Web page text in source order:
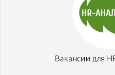
Вакансии для